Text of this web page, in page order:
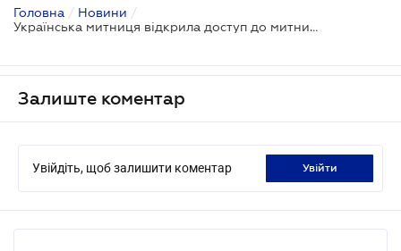
Головна / Новини /
Українська митниця відкрила доступ до митних декларацій
Залиште коментар
Увійдіть, щоб залишити коментар увійти